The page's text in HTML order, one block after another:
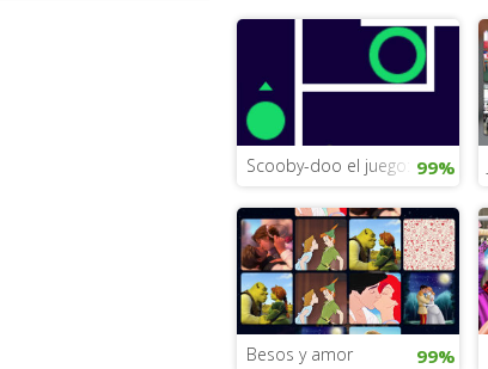
Scooby-doo el juego: el99%
Besos y amor 99%